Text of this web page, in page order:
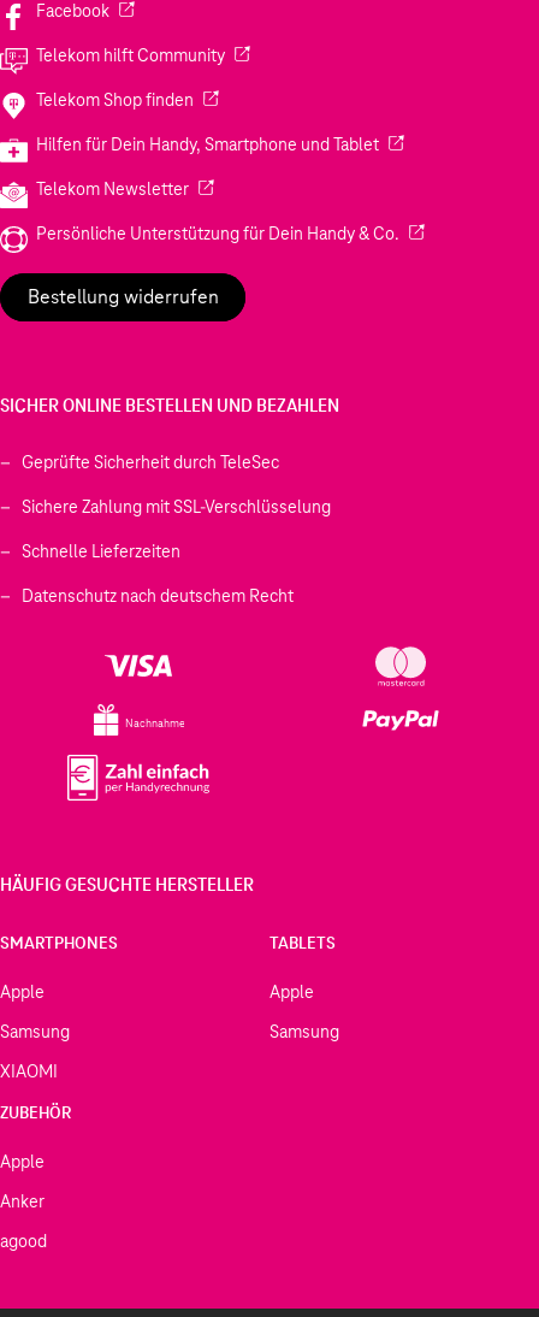
Facebook(Wird in einem neuen Tab geöffnet)
Telekom hilft Community(Wird in einem neuen Tab geöffnet)
Telekom Shop finden (Wird in einem neuen Tab geöffnet)
Hilfen für Dein Handy, Smartphone und Tablet(Wird in einem
Telekom Newsletter(Wird in einem neuen Tab geöffnet)
Persönliche Unterstützung für Dein Handy & Co. (Wird in einem
Bestellung widerrufen
SICHER ONLINE BESTELLEN UND BEZAHLEN
Geprüfte Sicherheit durch TeleSec
Sichere Zahlung mit SSL-Verschlüsselung
Schnelle Lieferzeiten
Datenschutz nach deutschem Recht
Nachnahme
HÄUFIG GESUCHTE HERSTELLER
SMARTPHONES
Apple
Samsung
XIAOMI
TABLETS
Apple
Samsung
ZUBEHÖR
Apple
Anker
agood